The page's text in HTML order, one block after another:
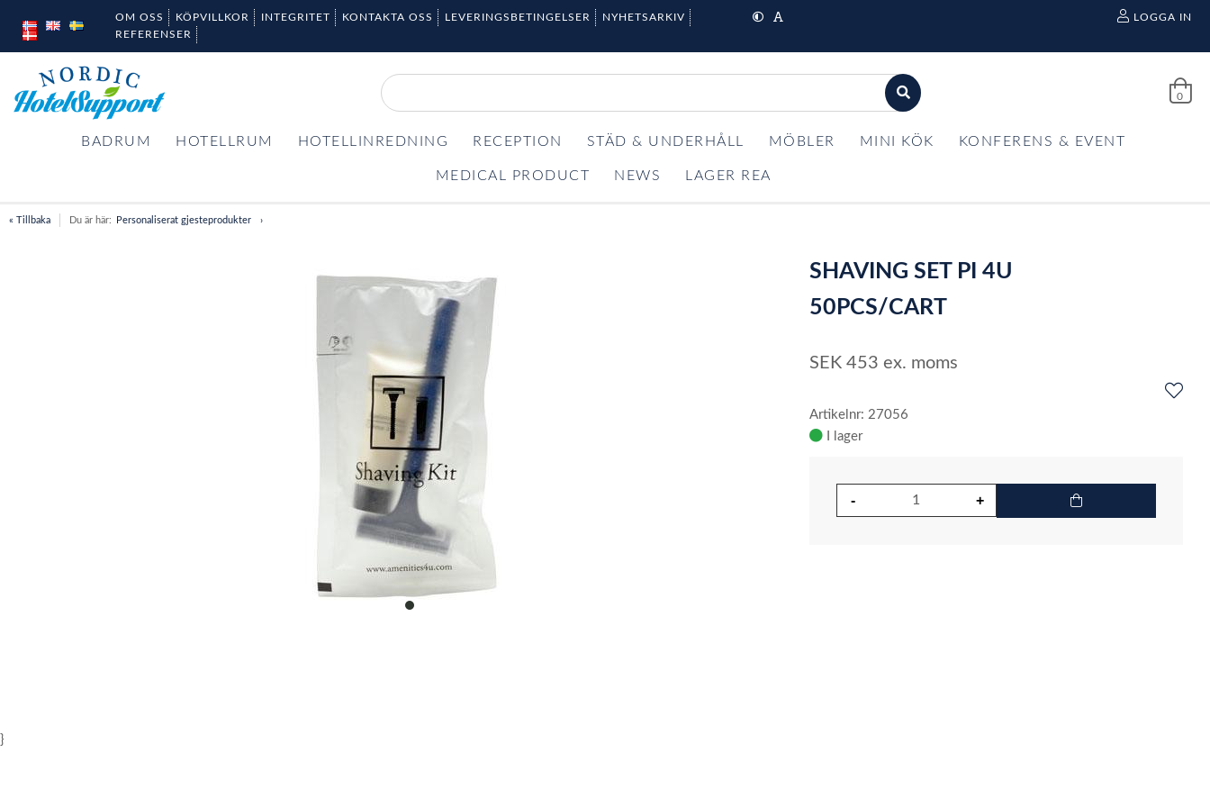
OM OSS KÖPVILLKOR INTEGRITET KONTAKTA OSS LEVERINGSBETINGELSER
NYHETSARKIV
REFERENSER
LOGGA IN
0
BADRUM HOTELLRUM HOTELLINREDNING RECEPTION STÄD & UNDERHÅLL MÖBLER MINI KÖK KONFERENS & EVENT
MEDICAL PRODUCT NEWS LAGER REA
« Tillbaka Du är här: Personaliserat gjesteprodukter
item
SHAVING SET PI 4U
50PCS/CART
SEK453 ex. moms
Artikelnr: 27056
I lager
}